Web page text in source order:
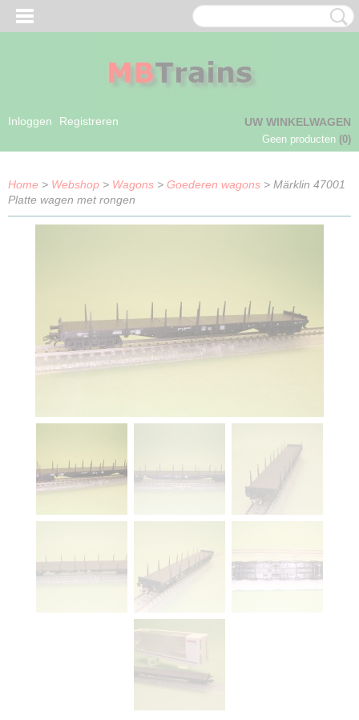
Inloggen Registreren UW WINKELWAGEN
Geen producten (0)
Home > Webshop > Wagons > Goederen wagons > Märklin 47001
Platte wagen met rongen